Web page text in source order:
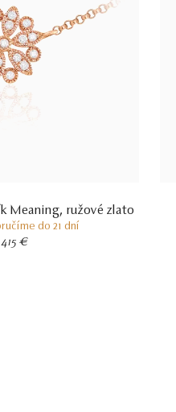
Meaning, ružové zlato
do 21 dní
415 €